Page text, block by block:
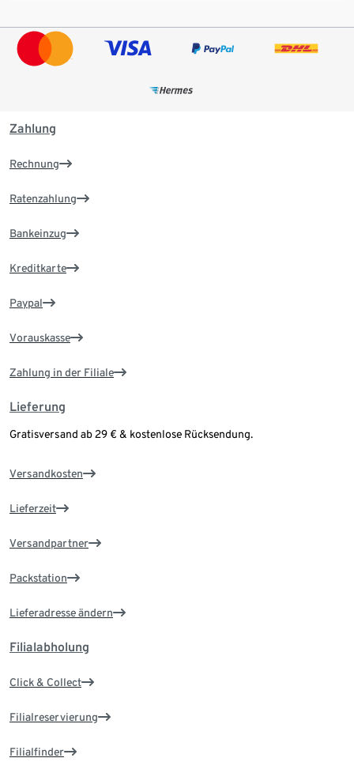
Zahlung
Rechnung
Ratenzahlung
Bankeinzug
Kreditkarte
Paypal
Vorauskasse
Zahlung in der Filiale
Lieferung
Gratisversand ab 29 € & kostenlose Rücksendung.
Versandkosten
Lieferzeit
Versandpartner
Packstation
Lieferadresse ändern
Filialabholung
Click & Collect
Filialreservierung
Filialfinder